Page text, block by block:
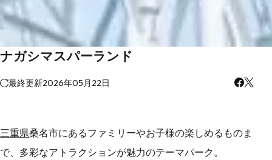
ナガシマスパーランド
最終更新2026年05月22日
三重県桑名市にあるファミリーやお子様の楽しめるものま
で、多彩なアトラクションが魅力のテーマパーク。